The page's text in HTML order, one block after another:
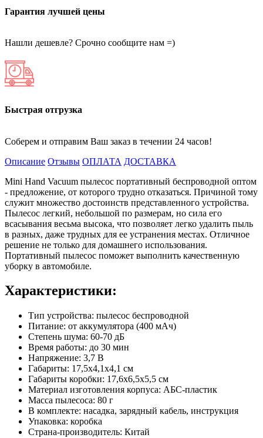
Гарантия лучшей цены
Нашли дешевле? Срочно сообщите нам =)
Быстрая отгрузка
Соберем и отправим Ваш заказ в течении 24 часов!
Описание Отзывы ОПЛАТА ДОСТАВКА
Mini Hand Vacuum пылесос портативный беспроводной оптом
- предложение, от которого трудно отказаться. Причиной тому
служит множество достоинств представленного устройства.
Пылесос легкий, небольшой по размерам, но сила его
всасывания весьма высока, что позволяет легко удалить пыль
в разных, даже трудных для ее устранения местах. Отличное
решение не только для домашнего использования.
Портативный пылесос поможет выполнить качественную
уборку в автомобиле.
Характеристики:
Тип устройства: пылесос беспроводной
Питание: от аккумулятора (400 мАч)
Степень шума: 60-70 дБ
Время работы: до 30 мин
Напряжение: 3,7 В
Габариты: 17,5х4,1х4,1 см
Габариты коробки: 17,6х6,5х5,5 см
Материал изготовления корпуса: АБС-пластик
Масса пылесоса: 80 г
В комплекте: насадка, зарядный кабель, инструкция
Упаковка: коробка
Страна-производитель: Китай